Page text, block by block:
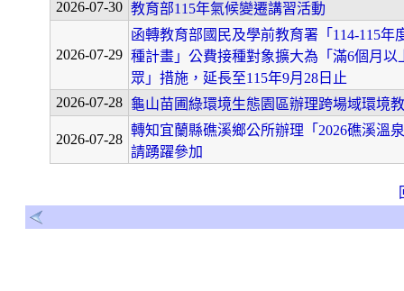
2026-07-30 教育部115年氣候變遷講習活動
2026-07-29
函轉教育部國民及學前教育署「114-115年
種計畫」公費接種對象擴大為「滿6個月以
眾」措施，延長至115年9月28日止
2026-07-28
龜山苗圃綠環境生態園區辦理跨場域環境
2026-07-28
轉知宜蘭縣礁溪鄉公所辦理「2026礁溪溫
請踴躍參加